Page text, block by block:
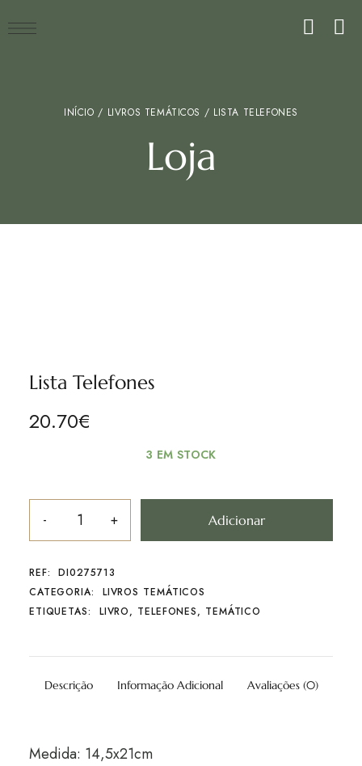
INÍCIO / LIVROS TEMÁTICOS / LISTA TELEFONES
Loja
Lista Telefones
20.70€
3 EM STOCK
Adicionar
REF:
DI0275713
CATEGORIA:
LIVROS TEMÁTICOS
ETIQUETAS:
LIVRO, TELEFONES, TEMÁTICO
Descrição Informação Adicional Avaliações (0)
Medida: 14,5x21cm